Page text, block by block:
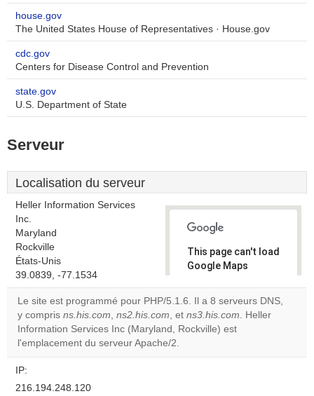
house.gov
The United States House of Representatives · House.gov
cdc.gov
Centers for Disease Control and Prevention
state.gov
U.S. Department of State
Serveur
Localisation du serveur
Heller Information Services
Inc.
Maryland
Rockville
États-Unis
39.0839, -77.1534
This page can't load
Google Maps
Do you
website?
OK
Le site est programmé pour PHP/5.1.6. Il a 8 serveurs DNS,
y compris ns.his.com, ns2.his.com, et ns3.his.com. Heller
Information Services Inc (Maryland, Rockville) est
l'emplacement du serveur Apache/2.
IP:
216.194.248.120